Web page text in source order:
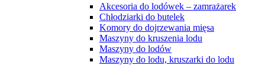
Akcesoria do lodówek – zamrażarek
Chłodziarki do butelek
Komory do dojrzewania mięsa
Maszyny do kruszenia lodu
Maszyny do lodów
Maszyny do lodu, kruszarki do lodu